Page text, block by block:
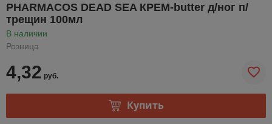
PHARMACOS DEAD SEA КРЕМ-butter д/ног п/
трещин 100мл
В наличии
Розница
4,32 руб.
Купить